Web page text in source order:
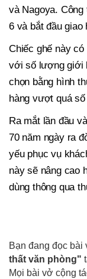
và Nagoya.
6 và bắt đầu giao
Chiếc ghế này
với số lượng giới
chọn bằng hình
hàng vượt quá
Ra mắt lần đầu
70 năm ngày ra
yếu phục vụ
này sẽ nâng cao
dùng thông qua
Bạn đang đọc bài
thất văn phòng"
Mọi bài vở cộng